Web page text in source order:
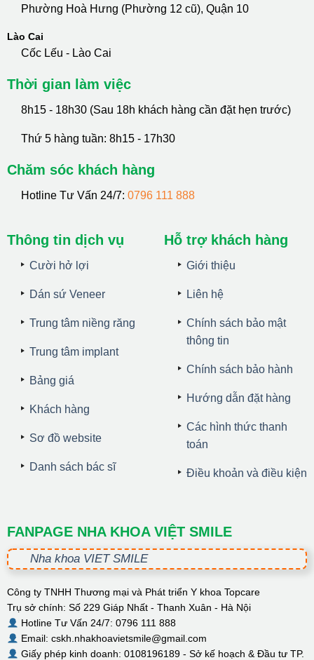
Phường Hoà Hưng (Phường 12 cũ), Quận 10
Lào Cai
Cốc Lếu - Lào Cai
Thời gian làm việc
8h15 - 18h30 (Sau 18h khách hàng cần đặt hẹn trước)
Thứ 5 hàng tuần: 8h15 - 17h30
Chăm sóc khách hàng
Hotline Tư Vấn 24/7: 0796 111 888
Thông tin dịch vụ
Cười hở lợi
Dán sứ Veneer
Trung tâm niềng răng
Trung tâm implant
Bảng giá
Khách hàng
Sơ đồ website
Danh sách bác sĩ
Hỗ trợ khách hàng
Giới thiệu
Liên hệ
Chính sách bảo mật
thông tin
Chính sách bảo hành
Hướng dẫn đặt hàng
Các hình thức thanh
toán
Điều khoản và điều kiện
FANPAGE NHA KHOA VIỆT SMILE
Nha khoa VIET SMILE
Công ty TNHH Thương mại và Phát triển Y khoa Topcare
Trụ sở chính: Số 229 Giáp Nhất - Thanh Xuân - Hà Nội
Hotline Tư Vấn 24/7: 0796 111 888
Email: cskh.nhakhoavietsmile@gmail.com
Giấy phép kinh doanh: 0108196189 - Sở kế hoạch & Đầu tư TP.